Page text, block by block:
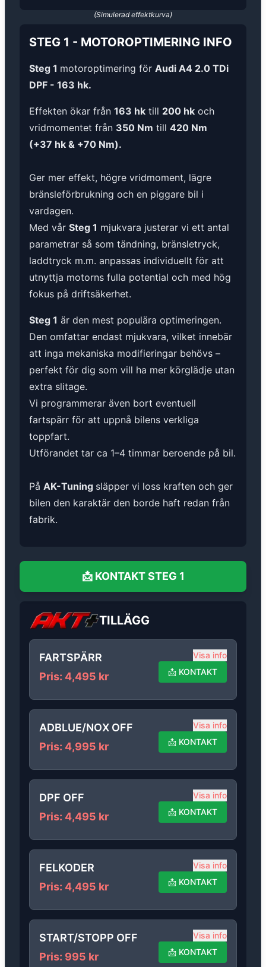
(Simulerad effektkurva)
STEG 1 - MOTOROPTIMERING INFO
Steg 1 motoroptimering för Audi A4 2.0 TDi
DPF - 163 hk.
Effekten ökar från 163 hk till 200 hk och
vridmomentet från 350 Nm till 420 Nm
(+37 hk & +70 Nm).
Ger mer effekt, högre vridmoment, lägre
bränsleförbrukning och en piggare bil i
vardagen.
Med vår Steg 1 mjukvara justerar vi ett antal
parametrar så som tändning, bränsletryck,
laddtryck m.m. anpassas individuellt för att
utnyttja motorns fulla potential och med hög
fokus på driftsäkerhet.
Steg 1 är den mest populära optimeringen.
Den omfattar endast mjukvara, vilket innebär
att inga mekaniska modifieringar behövs –
perfekt för dig som vill ha mer körglädje utan
extra slitage.
Vi programmerar även bort eventuell
fartspärr för att uppnå bilens verkliga
toppfart.
Utförandet tar ca 1–4 timmar beroende på bil.
På AK-Tuning släpper vi loss kraften och ger
bilen den karaktär den borde haft redan från
fabrik.
📩 KONTAKT STEG 1
TILLÄGG
FARTSPÄRR
Pris: 4,495 kr
Visa info
📩 KONTAKT
ADBLUE/NOX OFF
Pris: 4,995 kr
Visa info
📩 KONTAKT
DPF OFF
Pris: 4,495 kr
Visa info
📩 KONTAKT
FELKODER
Pris: 4,495 kr
Visa info
📩 KONTAKT
START/STOPP OFF
Pris: 995 kr
Visa info
📩 KONTAKT